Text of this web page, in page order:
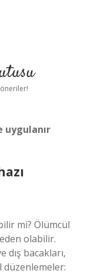
uygulanır
mi? Ölümcül
olabilir.
dış bacakları,
düzenlemeler: